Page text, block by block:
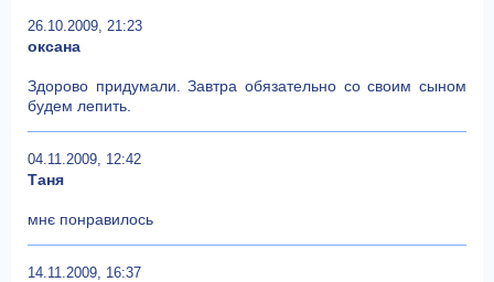
26.10.2009, 21:23
оксана
Здорово придумали. Завтра обязательно со своим сыном
будем лепить.
04.11.2009, 12:42
Таня
мнє понравилось
14.11.2009, 16:37